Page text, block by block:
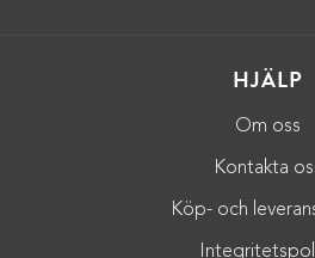
HJÄLP
Om oss
Kontakta
Köp- och